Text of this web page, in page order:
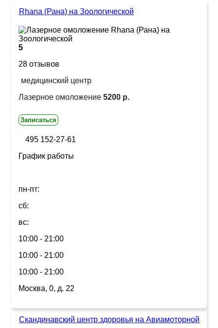
Rhana (Рана) на Зоологической
5
28 отзывов
медицинский центр
Лазерное омоложение 5200 р.
Записаться
495 152-27-61
График работы
пн-пт:
сб:
вс:
10:00 - 21:00
10:00 - 21:00
10:00 - 21:00
Москва, 0, д. 22
Скандинавский центр здоровья на Авиамоторной